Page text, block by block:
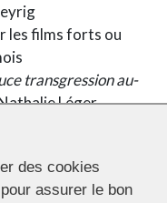
les films forts ou
transgression au-
Léger
la panthère
des cookies
assurer le bon